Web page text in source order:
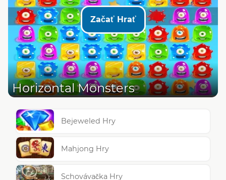
Začať Hrať
Horizontal Monsters
Bejeweled Hry
Mahjong Hry
Schovávačka Hry